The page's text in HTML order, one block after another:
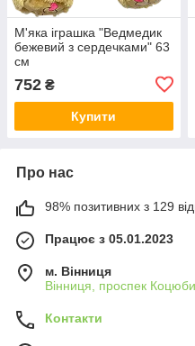
М'яка іграшка "Ведмедик
бежевий з сердечками" 63
см
752 ₴
Купити
Про нас
98% позитивних з 129
Працює з 05.01.2023
м. Вінниця
Вінниця, проспек
Контакти